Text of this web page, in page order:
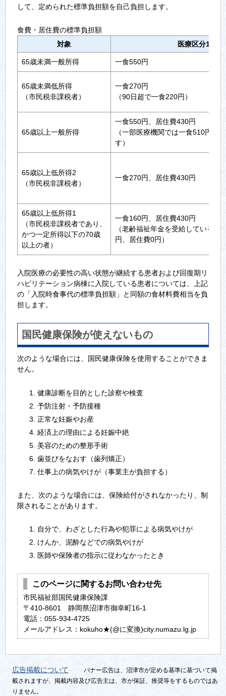
して、定められた標準負担額を自己負担します。
食費・居住費の標準負担額
対象
医療区分1
65歳未満一般所得 一食550円
65歳未満低所得
（市民税非課税者）
一食270円
（90日超で一食220円）
65歳以上一般所得
一食550円、居住費430円
（一部医療機関では一食510円の
す）
65歳以上低所得2
（市民税非課税者）
一食270円、居住費430円
65歳以上低所得1
（市民税非課税者であり、
かつ一定所得以下の70歳
以上の者）
一食160円、居住費430円
（老齢福祉年金を受給している場
円、居住費0円）
入院医療の必要性の高い状態が継続する患者および回復期リ
ハビリテーション病棟に入院している患者については、上記
の「入院時食事代の標準負担額」と同額の食材料費相当を負
担します。
国民健康保険が使えないもの
次のような場合には、国民健康保険を使用することができま
せん。
健康診断を目的とした診察や検査
予防注射・予防接種
正常な妊娠やお産
経済上の理由による妊娠中絶
美容のための整形手術
歯並びをなおす（歯列矯正）
仕事上の病気やけが（事業主が負担する）
また、次のような場合には、保険給付がされなかったり、制
限されることがあります。
自分で、わざとした行為や犯罪による病気やけが
けんか、泥酔などでの病気やけが
医師や保険者の指示に従わなかったとき
このページに関するお問い合わせ先
市民福祉部国民健康保険課
〒410-8601 静岡県沼津市御幸町16-1
電話：055-934-4725
メールアドレス：kokuho★(@に変換)city.numazu.lg.jp
広告掲載について
バナー広告は、沼津市が定める基準に基づいて掲
載されますが、掲載内容及び広告主は、市が保証、推奨等をするものではあ
りません。